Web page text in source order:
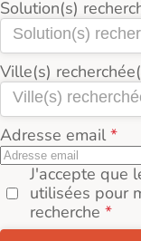
Solution(s)
Ville(s)
Adresse email
J'accepte que
utilisées pour
recherche